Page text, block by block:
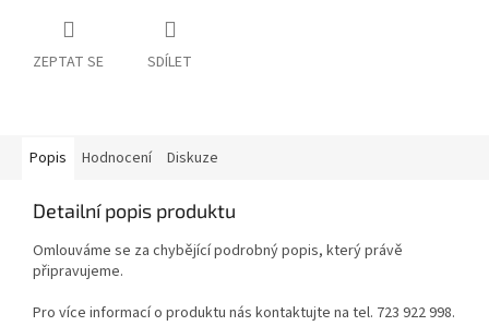
ZEPTAT SE SDÍLET
Popis Hodnocení Diskuze
Detailní popis produktu
Omlouváme se za chybějící podrobný popis, který právě
připravujeme.
Pro více informací o produktu nás kontaktujte na tel. 723 922 998.